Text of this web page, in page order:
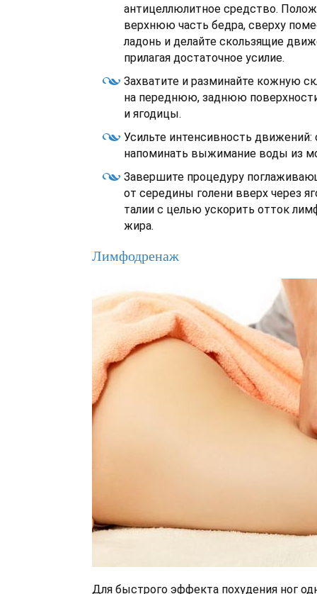
антицеллюлитное средство.
верхнюю часть бедра, сверху
ладонь и делайте скользящие
прилагая достаточное усилие.
Захватите и разминайте кожную
на переднюю, заднюю
и ягодицы.
Усильте интенсивность
напоминать выжимание воды из
Завершите процедуру
от середины голени вверх через
талии с целью ускорить отток
жира.
Лимфодренаж
Для быстрого эффекта похудения ног